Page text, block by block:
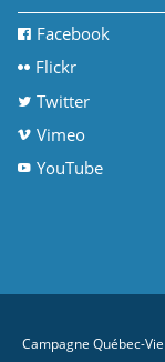
Facebook
Flickr
Twitter
Vimeo
YouTube
Campagne Québec-